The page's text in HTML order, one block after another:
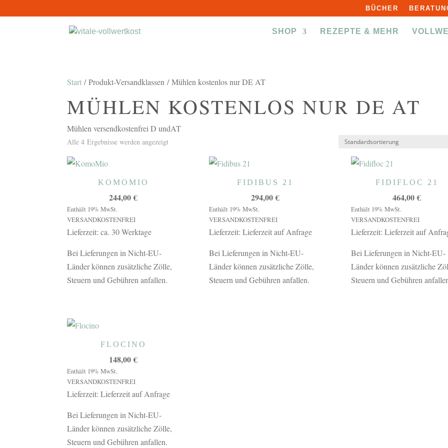
BÜCHER
SHOP REZEPTE & MEHR
Start / Produkt-Versandklassen / Mühlen kostenlos nur DE AT
MÜHLEN KOSTENLOS NUR DE AT
Mühlen versendkostenfrei D undAT
Alle 4 Ergebnisse werden angezeigt
KOMOMIO
244,00€
Enthält 19% MwSt.
VERSANDKOSTENFREI
Lieferzeit: ca. 30 Werktage
Bei Lieferungen in Nicht-EU-
Länder können zusätzliche Zölle,
Steuern und Gebühren anfallen.
FIDIBUS 21
294,00€
Enthält 19% MwSt.
VERSANDKOSTENFREI
Lieferzeit: Lieferzeit auf Anfrage
Bei Lieferungen in Nicht-EU-
Länder können zusätzliche Zölle,
Steuern und Gebühren anfallen.
FIDIFLOC 21
464,00€
Enthält 19% MwSt.
VERSANDKOSTENFREI
Lieferzeit: Lieferzeit auf
Bei Lieferungen in Nicht-EU-
Länder können zusätzliche
Steuern und Gebühren
FLOCINO
148,00€
Enthält 19% MwSt.
VERSANDKOSTENFREI
Lieferzeit: Lieferzeit auf Anfrage
Bei Lieferungen in Nicht-EU-
Länder können zusätzliche Zölle,
Steuern und Gebühren anfallen.